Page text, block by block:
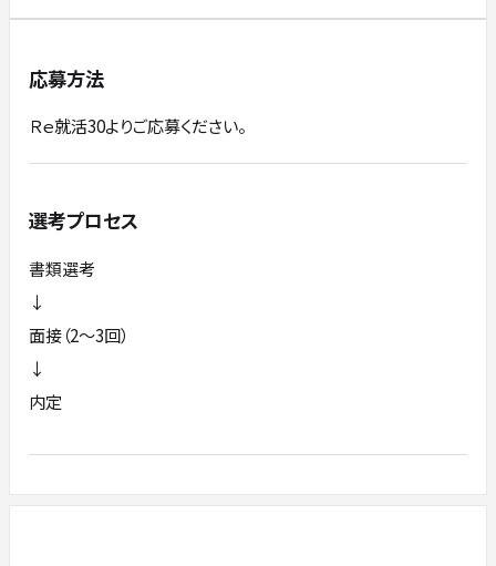
応募方法
Ｒｅ就活30よりご応募ください。
選考プロセス
書類選考
↓
面接（2～3回）
↓
内定